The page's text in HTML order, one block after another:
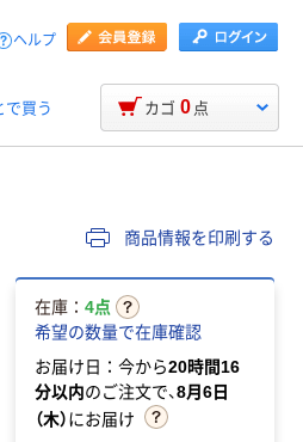
ヘルプ
で買う カゴ 0 点
商品情報を印刷する
在庫： 4点
希望の数量で在庫確認
お届け日：今から20時間16
分以内のご注文で、8月6日
（木）にお届け